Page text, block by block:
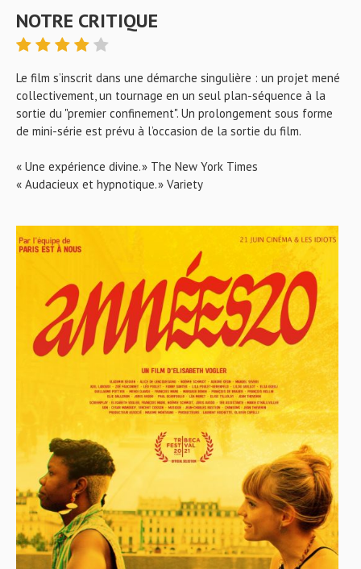
NOTRE CRITIQUE
Le film s’inscrit dans une démarche singulière : un projet mené
collectivement, un tournage en un seul plan-séquence à la
sortie du "premier confinement". Un prolongement sous forme
de mini-série est prévu à l’occasion de la sortie du film.
« Une expérience divine. » The New York Times
« Audacieux et hypnotique. » Variety